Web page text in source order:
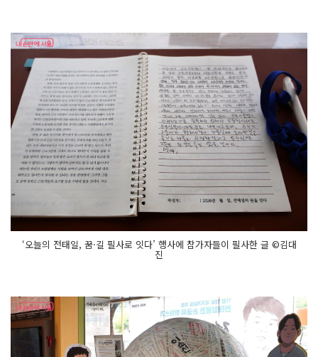
‘오늘의 전태일, 꿈·길 필사로 잇다’ 행사에 참가자들이 필사한 글 ©김대
진